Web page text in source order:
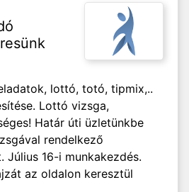
lottó, totó, tipmix,..
Lottó vizsga,
Határ úti üzletünkbe
rendelkező
Július 16-i munkakezdés.
az oldalon keresztül